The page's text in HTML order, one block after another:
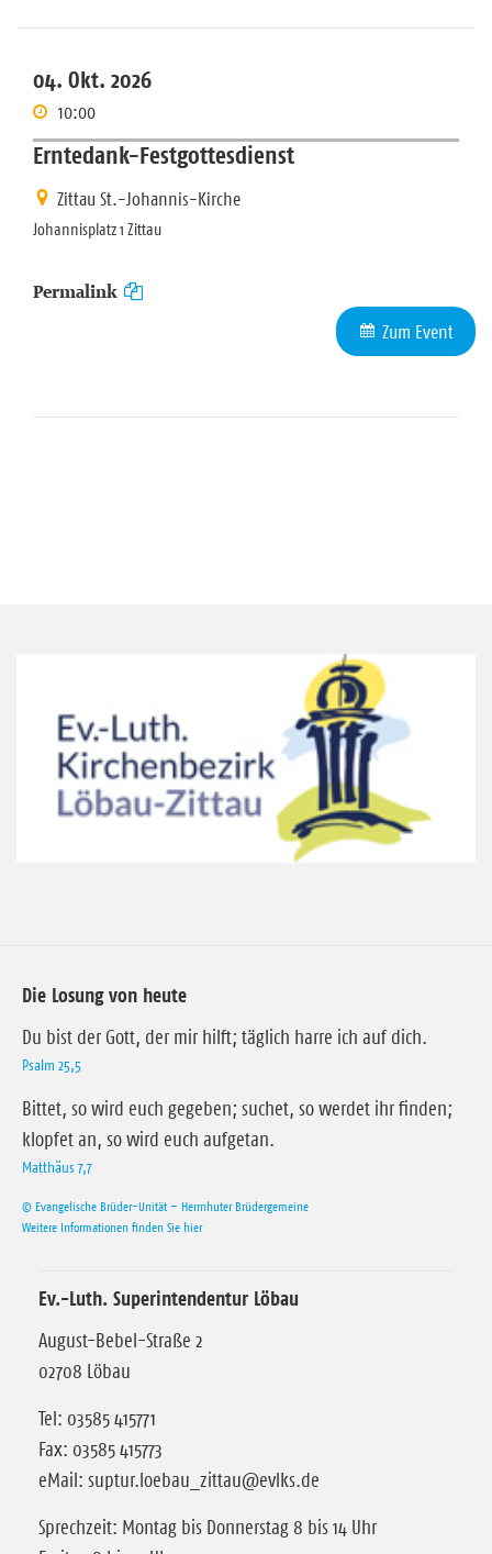
04. Okt. 2026
10:00
Erntedank-Festgottesdienst
Zittau St.-Johannis-Kirche
Johannisplatz 1 Zittau
Permalink
Zum Event
Die Losung von heute
Du bist der Gott, der mir hilft; täglich harre ich auf dich.
Psalm 25,5
Bittet, so wird euch gegeben; suchet, so werdet ihr finden;
klopfet an, so wird euch aufgetan.
Matthäus 7,7
© Evangelische Brüder-Unität – Herrnhuter Brüdergemeine
Weitere Informationen finden Sie hier
Ev.-Luth. Superintendentur Löbau
August-Bebel-Straße 2
02708 Löbau
Tel: 03585 415771
Fax: 03585 415773
eMail: suptur.loebau_zittau@evlks.de
Sprechzeit: Montag bis Donnerstag 8 bis 14 Uhr